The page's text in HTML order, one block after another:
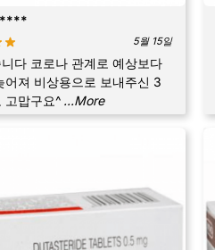
5월 15일
다 코로나 관계로 예상보다
어져 비상용으로 보내주신 3
고맙구요^ ...More